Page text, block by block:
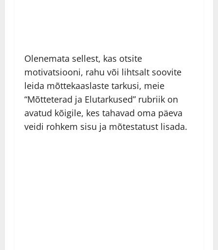
Olenemata sellest, kas otsite
motivatsiooni, rahu või lihtsalt soovite
leida mõttekaaslaste tarkusi, meie
“Mõtteterad ja Elutarkused” rubriik on
avatud kõigile, kes tahavad oma päeva
veidi rohkem sisu ja mõtestatust lisada.